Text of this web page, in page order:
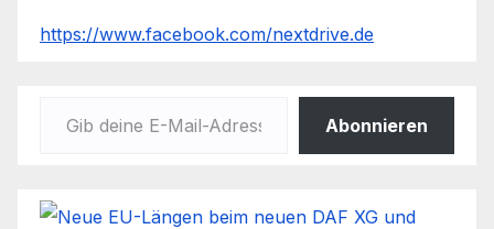
https://www.facebook.com/nextdrive.de
Abonnieren